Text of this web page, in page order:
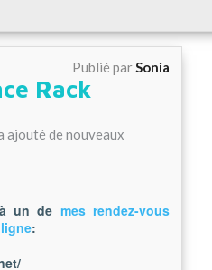
Publié parSonia
Rack
ajouté de nouveaux
un de mes rendez-vous
: